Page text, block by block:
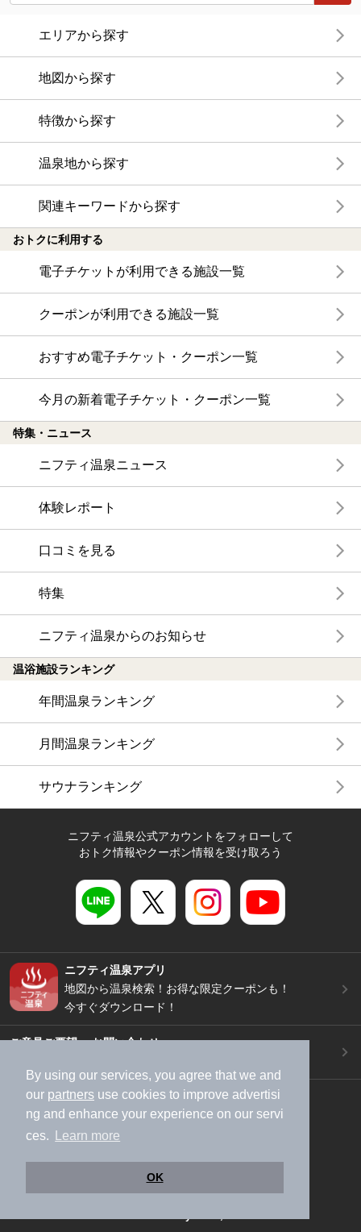
By using our services, you agree that we and
our partners use cookies to improve advertisi
ng and enhance your experience on our servi
ces.
Learn more
OK
エリアから探す
地図から探す
特徴から探す
温泉地から探す
関連キーワードから探す
おトクに利用する
電子チケットが利用できる施設一覧
クーポンが利用できる施設一覧
おすすめ電子チケット・クーポン一覧
今月の新着電子チケット・クーポン一覧
特集・ニュース
ニフティ温泉ニュース
体験レポート
口コミを見る
特集
ニフティ温泉からのお知らせ
温浴施設ランキング
年間温泉ランキング
月間温泉ランキング
サウナランキング
ニフティ温泉公式アカウントをフォローして
おトク情報やクーポン情報を受け取ろう
ニフティ温泉アプリ
地図から温泉検索！お得な限定クーポンも！
今すぐダウンロード！
ご意見ご要望 ・お問い合わせ
スマートフォン /
PC
加盟店募集（資料請求）
広告出稿のご案内
利用規約
特定商取引法に基づく表記
ヘルプ
採用情報